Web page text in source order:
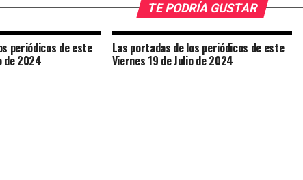
TE PODRÍA GUSTAR
periódicos de este
de 2024
Las portadas de los periódicos de este
Viernes 19 de Julio de 2024